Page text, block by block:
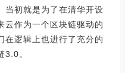
当初就是为了在清华开设
云作为一个区块链驱动的
在逻辑上也进行了充分的
3.0。